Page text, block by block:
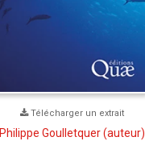
Télécharger un extrait
Philippe Goulletquer(auteur)